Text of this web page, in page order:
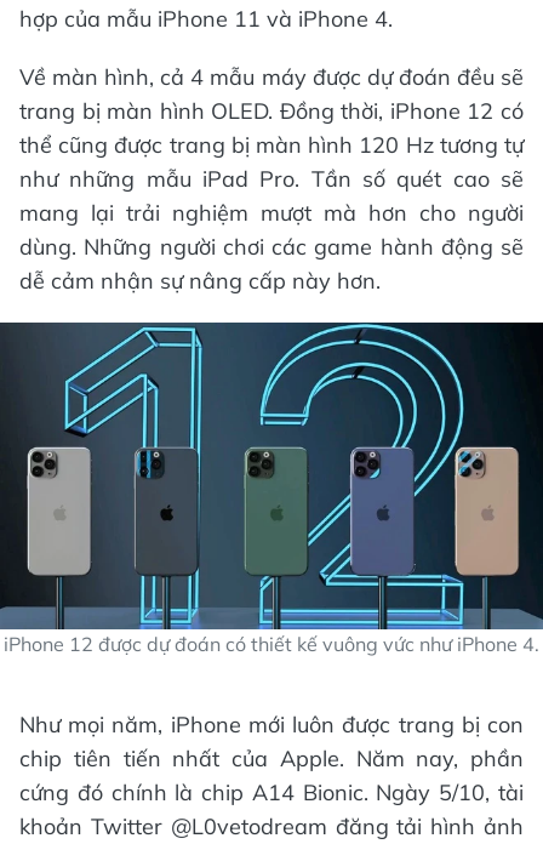
hợp của mẫu iPhone 11 và iPhone 4.
Về màn hình, cả 4 mẫu máy được dự đoán đều sẽ
trang bị màn hình OLED. Đồng thời, iPhone 12 có
thể cũng được trang bị màn hình 120 Hz tương tự
như những mẫu iPad Pro. Tần số quét cao sẽ
mang lại trải nghiệm mượt mà hơn cho người
dùng. Những người chơi các game hành động sẽ
dễ cảm nhận sự nâng cấp này hơn.
iPhone 12 được dự đoán có thiết kế vuông vức như iPhone 4.
Như mọi năm, iPhone mới luôn được trang bị con
chip tiên tiến nhất của Apple. Năm nay, phần
cứng đó chính là chip A14 Bionic. Ngày 5/10, tài
khoản Twitter @L0vetodream đăng tải hình ảnh